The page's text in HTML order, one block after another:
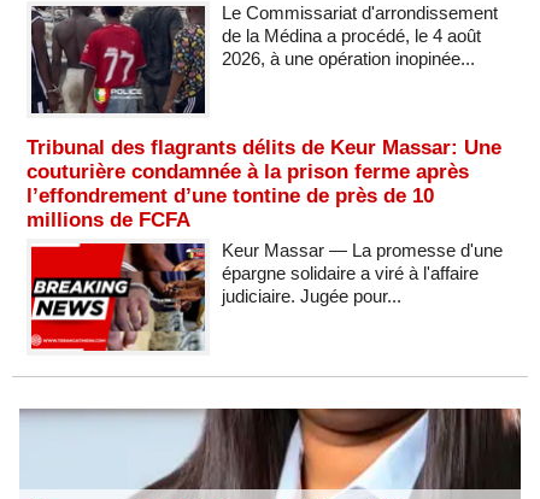
Le Commissariat d'arrondissement
de la Médina a procédé, le 4 août
2026, à une opération inopinée...
Tribunal des flagrants délits de Keur Massar: Une
couturière condamnée à la prison ferme après
l’effondrement d’une tontine de près de 10
millions de FCFA
Keur Massar — La promesse d'une
épargne solidaire a viré à l'affaire
judiciaire. Jugée pour...